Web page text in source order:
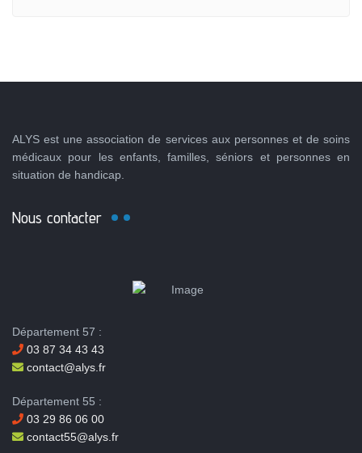
ALYS est une association de services aux personnes et de soins
médicaux pour les enfants, familles, séniors et personnes en
situation de handicap.
Nous contacter
Département 57 :
03 87 34 43 43
contact@alys.fr
Département 55 :
03 29 86 06 00
contact55@alys.fr